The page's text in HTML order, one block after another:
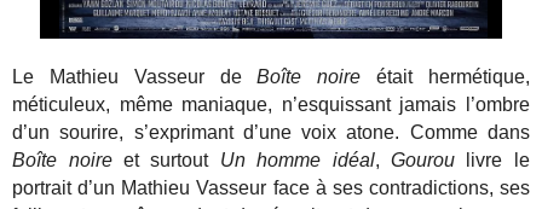
Le Mathieu Vasseur deBoîte noire était hermétique,
méticuleux, même maniaque, n’esquissant jamais l’ombre
d’un sourire, s’exprimant d’une voix atone. Comme dans
Boîte noireet surtout Un homme idéal,Gourou livre le
portrait d’un Mathieu Vasseur face à ses contradictions, ses